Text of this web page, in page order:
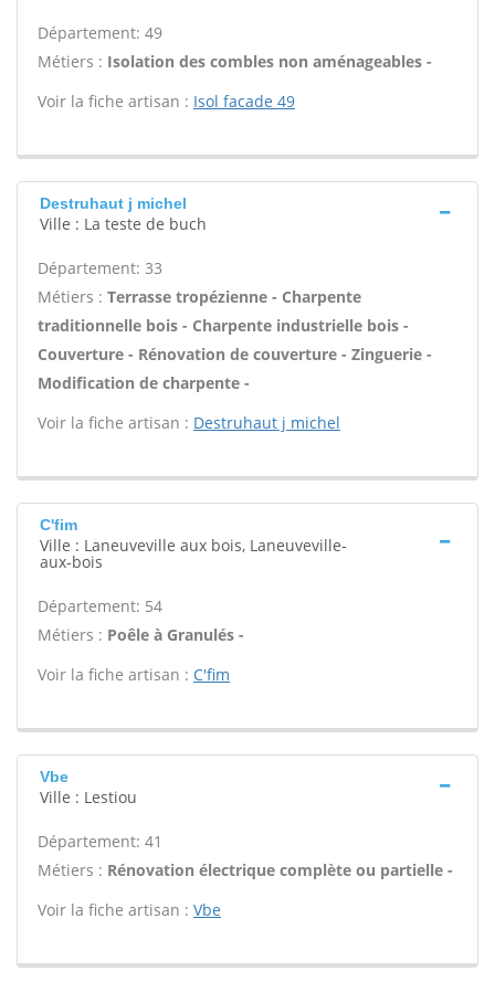
Département: 49
Métiers : Isolation des combles non aménageables -
Voir la fiche artisan : Isol facade 49
Destruhaut j michel
Ville : La teste de buch
Département: 33
Métiers : Terrasse tropézienne - Charpente
traditionnelle bois - Charpente industrielle bois -
Couverture - Rénovation de couverture - Zinguerie -
Modification de charpente -
Voir la fiche artisan : Destruhaut j michel
C'fim
Ville : Laneuveville aux bois, Laneuveville-
aux-bois
Département: 54
Métiers : Poêle à Granulés -
Voir la fiche artisan : C'fim
Vbe
Ville : Lestiou
Département: 41
Métiers : Rénovation électrique complète ou partielle -
Voir la fiche artisan : Vbe